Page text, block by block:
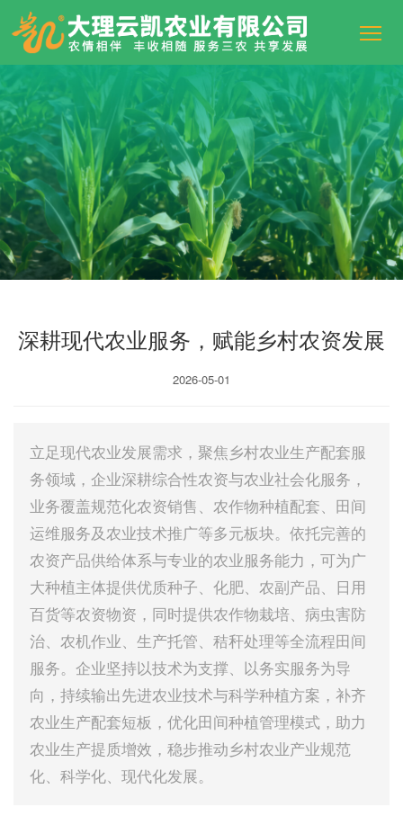
深耕现代农业服务，赋能乡村农资发展
2026-05-01
立足现代农业发展需求，聚焦乡村农业生产配套服
务领域，企业深耕综合性农资与农业社会化服务，
业务覆盖规范化农资销售、农作物种植配套、田间
运维服务及农业技术推广等多元板块。依托完善的
农资产品供给体系与专业的农业服务能力，可为广
大种植主体提供优质种子、化肥、农副产品、日用
百货等农资物资，同时提供农作物栽培、病虫害防
治、农机作业、生产托管、秸秆处理等全流程田间
服务。企业坚持以技术为支撑、以务实服务为导
向，持续输出先进农业技术与科学种植方案，补齐
农业生产配套短板，优化田间种植管理模式，助力
农业生产提质增效，稳步推动乡村农业产业规范
化、科学化、现代化发展。